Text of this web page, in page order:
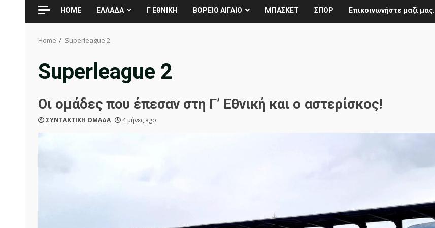
HOME ΕΛΛΑΔΑ Γ ΕθΝΙΚΗ ΒΟΡΕΙΟ ΑΙΓΑΙΟ ΜΠΑΣΚΕΤ ΣΠΟΡ Επικοινωνήστε μαζί μας.
Home Superleague 2
Superleague 2
Οι ομάδες που έπεσαν στη Γ’ Εθνική και ο αστερίσκος!
ΣΥΝΤΑΚΤΙΚΗ ΟΜΑΔΑ 4 μήνες ago